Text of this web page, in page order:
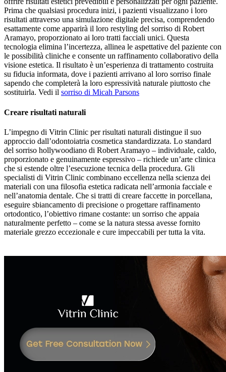
Prima che qualsiasi procedura inizi, i pazienti visualizzano i loro
risultati attraverso una simulazione digitale precisa, comprendendo
esattamente come apparirà il loro restyling del sorriso di Robert
Aramayo, proporzionato ai loro tratti facciali unici. Questa
tecnologia elimina l’incertezza, allinea le aspettative del paziente con
le possibilità cliniche e consente un raffinamento collaborativo della
visione estetica. Il risultato è un’esperienza di trattamento costruita
su fiducia informata, dove i pazienti arrivano al loro sorriso finale
sapendo che completerà la loro espressività naturale piuttosto che
sostituirla. Vedi il sorriso di Micah Parsons
Creare risultati naturali
L’impegno di Vitrin Clinic per risultati naturali distingue il suo
approccio dall’odontoiatria cosmetica standardizzata. Lo standard
del sorriso hollywoodiano di Robert Aramayo – individuale, caldo,
proporzionato e genuinamente espressivo – richiede un’arte clinica
che si estende oltre l’esecuzione tecnica della procedura. Gli
specialisti di Vitrin Clinic combinano eccellenza nella scienza dei
materiali con una filosofia estetica radicata nell’armonia facciale e
nell’anatomia dentale. Che si tratti di creare faccette in porcellana,
eseguire sbiancamento di precisione o progettare raffinamento
ortodontico, l’obiettivo rimane costante: un sorriso che appaia
naturalmente perfetto – come se la natura stessa avesse fornito
materiale grezzo eccezionale e cure impeccabili per tutta la vita.